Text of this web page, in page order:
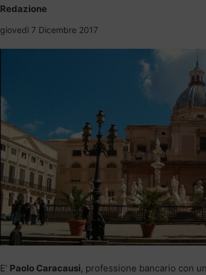
Redazione
giovedì 7 Dicembre 2017
E’ Paolo Caracausi, professione bancario con